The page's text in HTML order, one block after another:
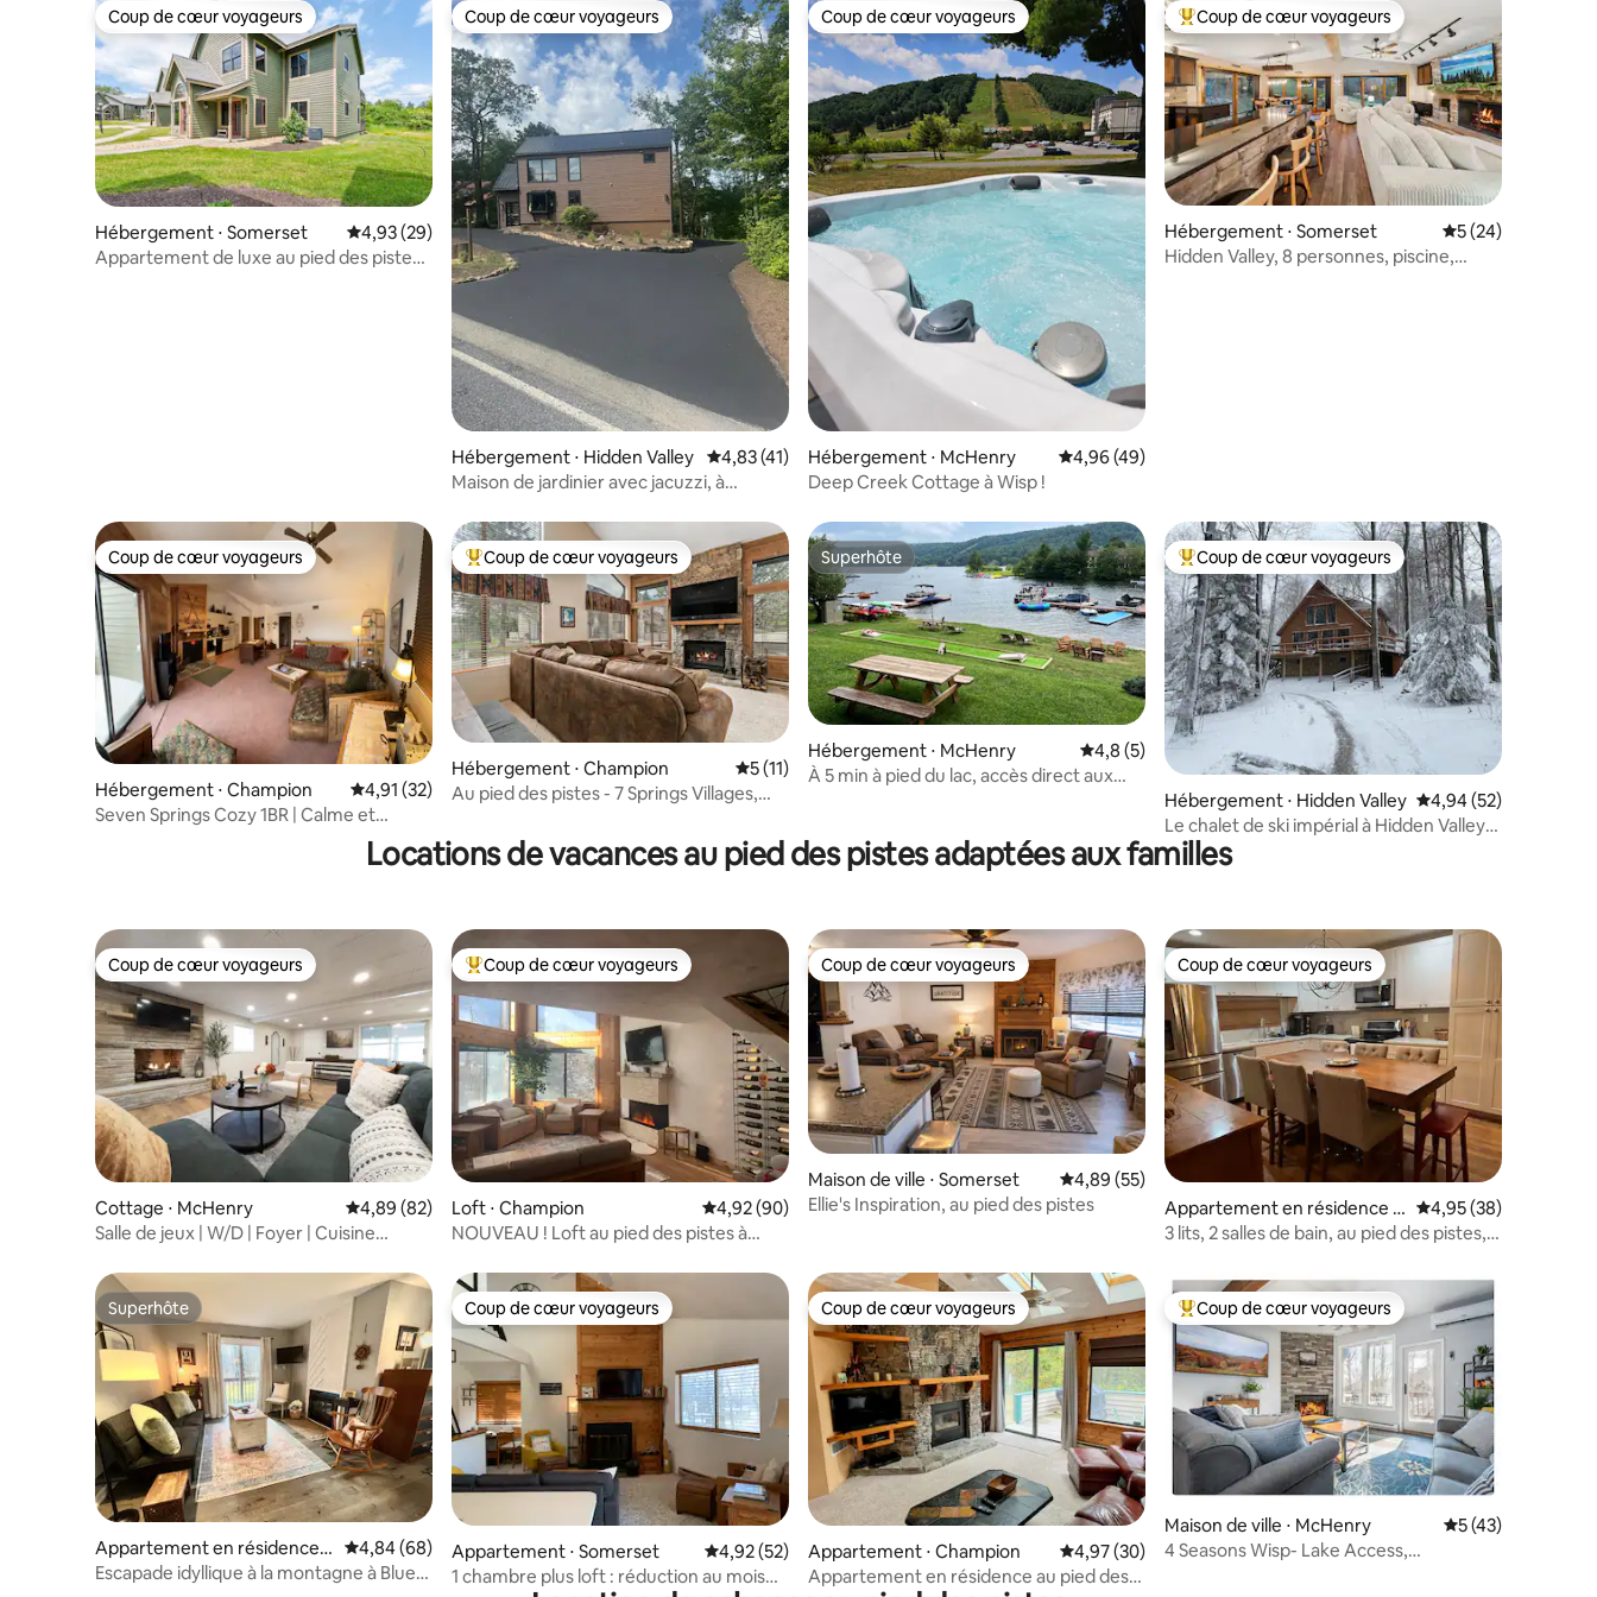
Coup de cœur voyageurs
Coup de cœur voyageurs
Hébergement ⋅ Somerset Évaluation moyenne sur la base de 29 commentaires : 4,93 sur 5
4,93 (29)
Appartement de luxe au pied des pistes -
Coup de cœur voyageurs
Coup de cœur voyageurs
Hébergement ⋅ Hidden Valley Évaluation moyenne sur la base de 41 commentaires : 4,83 sur 5
4,83 (41)
Maison de jardinier avec jacuzzi, à
Coup de cœur voyageurs
Coup de cœur voyageurs
Hébergement ⋅ McHenry Évaluation moyenne sur la base de 49 commentaires : 4,96 sur 5
4,96 (49)
Deep Creek Cottage à Wisp !
Coups de cœur voyageurs les plus appréciés
Coup de cœur voyageurs
Hébergement ⋅ Somerset Évaluation
5 (24)
Hidden Valley, 8 personnes, piscine,
Coup de cœur voyageurs
Coup de cœur voyageurs
Hébergement ⋅ Champion Évaluation moyenne sur la base de 32 commentaires : 4,91 sur 5
4,91 (32)
Seven Springs Cozy 1BR | Calme et
adapté aux animaux de compagnie
Coups de cœur voyageurs les plus appréciés
Coup de cœur voyageurs
Hébergement ⋅ Champion Évaluation moyenne sur la base de 11 commentaires : 5 sur 5
5 (11)
Au pied des pistes - 7 Springs Villages,
10 personnes
Superhôte
Superhôte
Hébergement ⋅ McHenry Évaluation moyenne sur la base de 5 commentaires : 4,8 sur 5
4,8 (5)
À 5 min à pied du lac, accès direct aux
Coups de cœur voyageurs les plus appréciés
Coup de cœur voyageurs
Hébergement ⋅ Hidden Valley Évaluation moyenne
4,94 (52)
Le chalet de ski impérial à Hidden Valley
Resort
Locations de vacances au pied des pistes adaptées aux familles
Coup de cœur voyageurs
Coup de cœur voyageurs
Cottage ⋅ McHenry Évaluation moyenne sur la base de 82 commentaires : 4,89 sur 5
4,89 (82)
Salle de jeux | W/D | Foyer | Cuisine
Coups de cœur voyageurs les plus appréciés
Coup de cœur voyageurs
Loft ⋅ Champion Évaluation moyenne sur la base de 90 commentaires : 4,92 sur 5
4,92 (90)
NOUVEAU ! Loft au pied des pistes à
Coup de cœur voyageurs
Coup de cœur voyageurs
Maison de ville ⋅ Somerset Évaluation moyenne sur la base de 55 commentaires : 4,89 sur 5
4,89 (55)
Ellie's Inspiration, au pied des pistes
Coup de cœur voyageurs
Coup de cœur voyageurs
Appartement en résidence ⋅
Champion
Évaluation moyenne
4,95 (38)
3 lits, 2 salles de bain, au pied des pistes,
Superhôte
Superhôte
Appartement en résidence ⋅
Claysburg
Évaluation moyenne sur la base de 68 commentaires : 4,84 sur 5
4,84 (68)
Escapade idyllique à la montagne à Blue
Coup de cœur voyageurs
Coup de cœur voyageurs
Appartement ⋅ Somerset Évaluation moyenne sur la base de 52 commentaires : 4,92 sur 5
4,92 (52)
1 chambre plus loft : réduction au mois
Coup de cœur voyageurs
Coup de cœur voyageurs
Appartement ⋅ Champion Évaluation moyenne sur la base de 30 commentaires : 4,97 sur 5
4,97 (30)
Appartement en résidence au pied des
Coups de cœur voyageurs les plus appréciés
Coup de cœur voyageurs
Maison de ville ⋅ McHenry Évaluation
5 (43)
4 Seasons Wisp- Lake Access,